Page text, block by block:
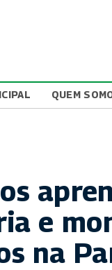
QUEM
e
na